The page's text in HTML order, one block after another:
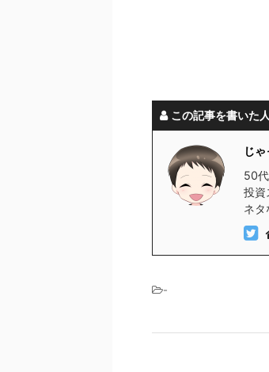
この記事を書いた人
じゃ
50
投資
ネタ
-